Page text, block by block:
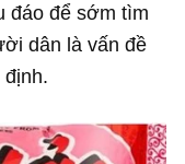
đáo để sớm tìm
dân là vấn đề
định.